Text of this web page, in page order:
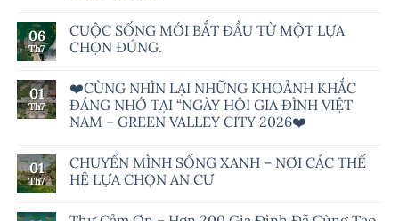
06
Th7
CUỘC SỐNG MỚI BẮT ĐẦU TỪ MỘT LỰA
CHỌN ĐÚNG.
01
Th7
❤️CÙNG NHÌN LẠI NHỮNG KHOẢNH KHẮC
ĐÁNG NHỚ TẠI “NGÀY HỘI GIA ĐÌNH VIỆT
NAM – GREEN VALLEY CITY 2026❤️
01
Th7
CHUYỂN MÌNH SỐNG XANH – NƠI CÁC THẾ
HỆ LỰA CHỌN AN CƯ